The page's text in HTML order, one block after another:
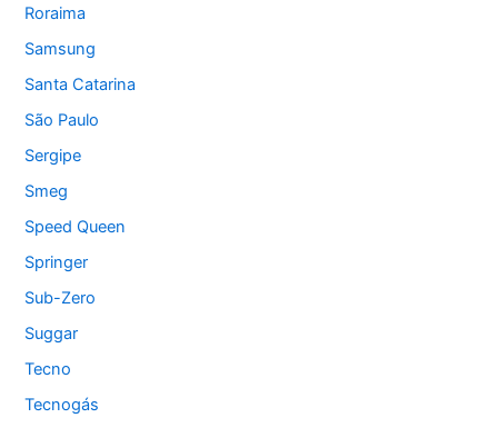
Roraima
Samsung
Santa Catarina
São Paulo
Sergipe
Smeg
Speed Queen
Springer
Sub-Zero
Suggar
Tecno
Tecnogás